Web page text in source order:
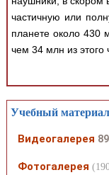
частичную или
планете около 430
чем 34 млн из этого
Учебный материал
Видеогалерея
Фотогалерея